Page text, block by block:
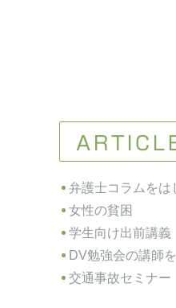
弁護士コラムをは
女性の貧困
学生向け出前講義
DV勉強会の講師
交通事故セミナー